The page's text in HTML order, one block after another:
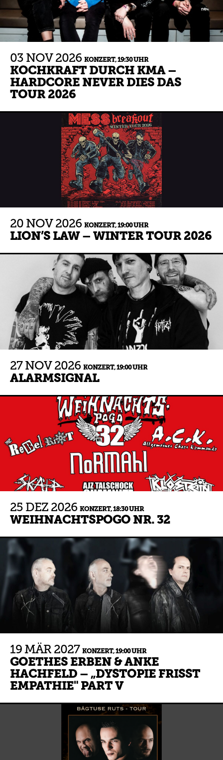
03 NOV 2026 KONZERT,19:30 UHR
KOCHKRAFT DURCH KMA –
HARDCORE NEVER DIES DAS
TOUR 2026
20 NOV 2026 KONZERT,19:00 UHR
LION’S LAW – WINTER TOUR 2026
27 NOV 2026 KONZERT,19:00 UHR
ALARMSIGNAL
25 DEZ 2026 KONZERT,18:30 UHR
WEIHNACHTSPOGO NR. 32
19 MÄR 2027 KONZERT,19:00 UHR
GOETHES ERBEN & ANKE
HACHFELD – „DYSTOPIE FRISST
EMPATHIE" PART V